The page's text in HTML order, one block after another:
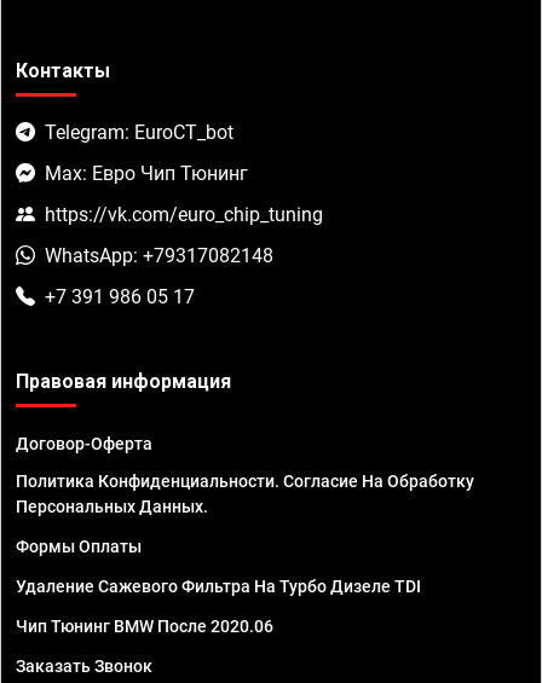
Контакты
Telegram: EuroCT_bot
Max: Евро Чип Тюнинг
https://vk.com/euro_chip_tuning
WhatsApp: +79317082148
+7 391 986 05 17
Правовая информация
Договор-Оферта
Политика Конфиденциальности. Согласие На Обработку
Персональных Данных.
Формы Оплаты
Удаление Сажевого Фильтра На Турбо Дизеле TDI
Чип Тюнинг BMW После 2020.06
Заказать Звонок